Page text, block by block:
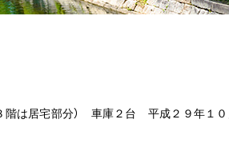
は居宅部分） 車庫２台 平成２９年１